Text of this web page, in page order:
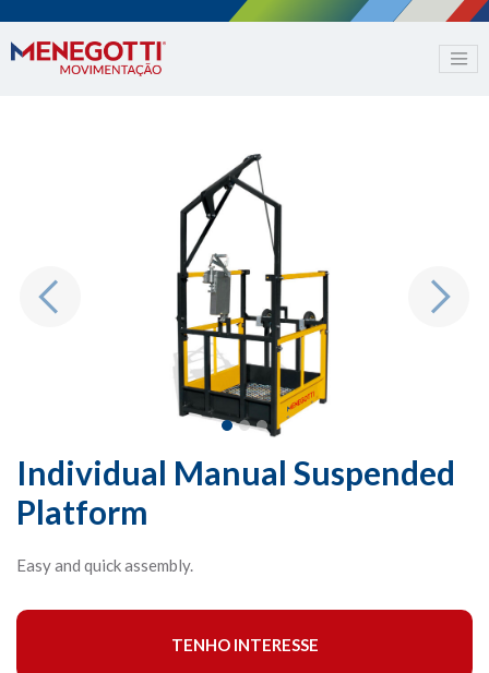
Previous Next
Individual Manual Suspended
Platform
Easy and quick assembly.
TENHO INTERESSE